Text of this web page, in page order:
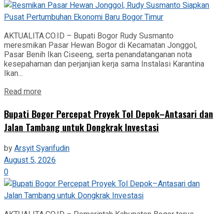
AKTUALITA.CO.ID – Bupati Bogor Rudy Susmanto
meresmikan Pasar Hewan Bogor di Kecamatan Jonggol,
Pasar Benih Ikan Ciseeng, serta penandatanganan nota
kesepahaman dan perjanjian kerja sama Instalasi Karantina
Ikan...
Read more
Bupati Bogor Percepat Proyek Tol Depok–Antasari dan
Jalan Tambang untuk Dongkrak Investasi
byArsyit Syarifudin
August 5, 2026
0